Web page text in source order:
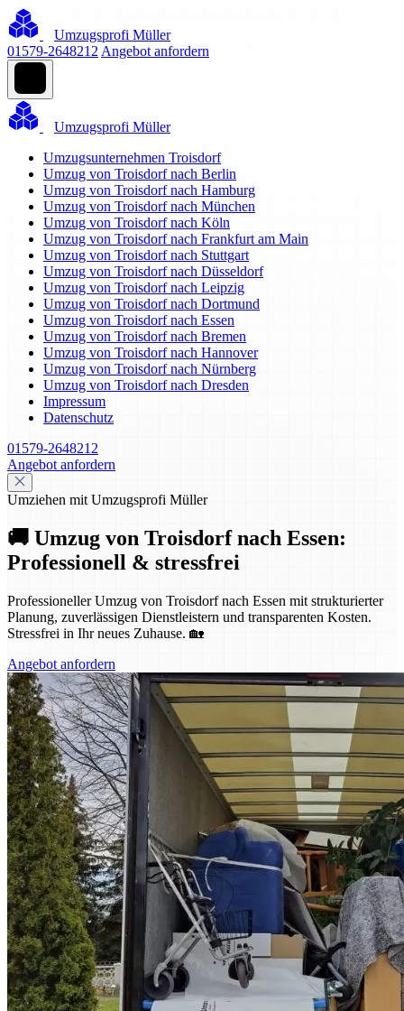
Umzugsprofi Müller
01579-2648212 Angebot anfordern
Umzugsprofi Müller
Umzugsunternehmen Troisdorf
Umzug von Troisdorf nach Berlin
Umzug von Troisdorf nach Hamburg
Umzug von Troisdorf nach München
Umzug von Troisdorf nach Köln
Umzug von Troisdorf nach Frankfurt am Main
Umzug von Troisdorf nach Stuttgart
Umzug von Troisdorf nach Düsseldorf
Umzug von Troisdorf nach Leipzig
Umzug von Troisdorf nach Dortmund
Umzug von Troisdorf nach Essen
Umzug von Troisdorf nach Bremen
Umzug von Troisdorf nach Hannover
Umzug von Troisdorf nach Nürnberg
Umzug von Troisdorf nach Dresden
Impressum
Datenschutz
01579-2648212
Angebot anfordern
Umziehen mit Umzugsprofi Müller
🚚 Umzug von Troisdorf nach Essen:
Professionell & stressfrei
Professioneller Umzug von Troisdorf nach Essen mit strukturierter
Planung, zuverlässigen Dienstleistern und transparenten Kosten.
Stressfrei in Ihr neues Zuhause. 🏡
Angebot anfordern